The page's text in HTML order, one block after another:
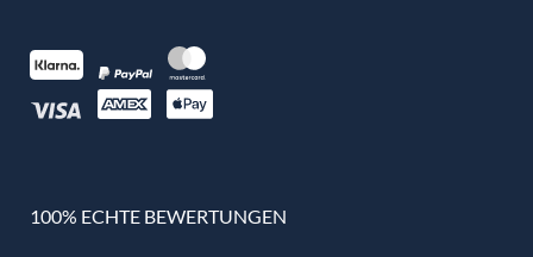
100% ECHTE BEWERTUNGEN